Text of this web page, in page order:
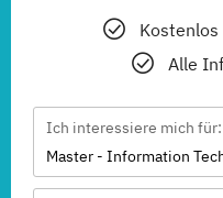
Kostenlos
Alle
Ich interessiere mich für:
Master - Information